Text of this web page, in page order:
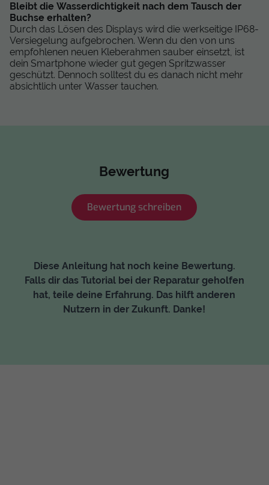
Bleibt die Wasserdichtigkeit nach dem Tausch der
Buchse erhalten?
Durch das Lösen des Displays wird die werkseitige IP68-
Versiegelung aufgebrochen. Wenn du den von uns
empfohlenen neuen Kleberahmen sauber einsetzt, ist
dein Smartphone wieder gut gegen Spritzwasser
geschützt. Dennoch solltest du es danach nicht mehr
absichtlich unter Wasser tauchen.
Bewertung
Bewertung schreiben
Diese Anleitung hat noch keine Bewertung.
Falls dir das Tutorial bei der Reparatur geholfen
hat, teile deine Erfahrung. Das hilft anderen
Nutzern in der Zukunft. Danke!